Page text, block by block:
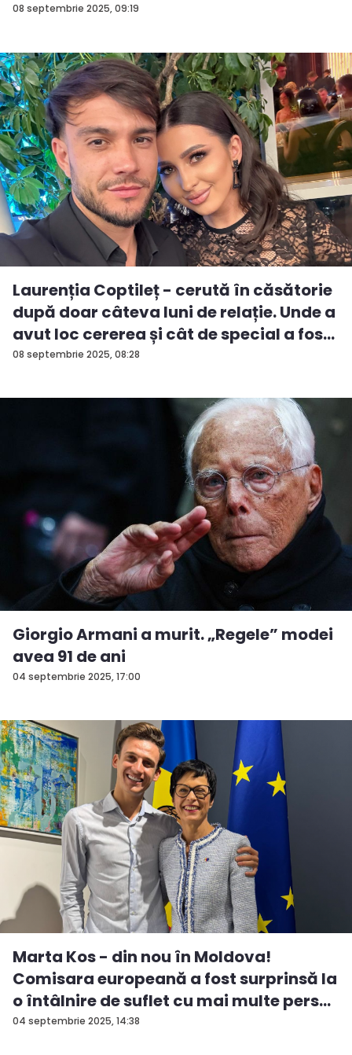
08 septembrie 2025, 09:19
08 septembrie 2025, 08:28
Laurenția Coptileț - cerută în căsătorie
după doar câteva luni de relație. Unde a
avut loc cererea și cât de special a fos...
04 septembrie 2025, 17:00
Giorgio Armani a murit. „Regele” modei
avea 91 de ani
04 septembrie 2025, 14:38
Marta Kos - din nou în Moldova!
Comisara europeană a fost surprinsă la
o întâlnire de suflet cu mai multe pers...